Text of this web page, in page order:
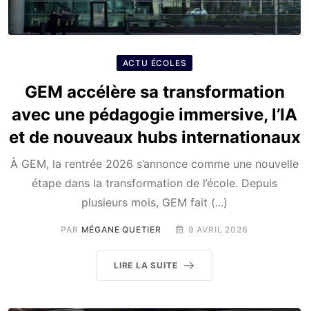
ACTU ÉCOLES
GEM accélère sa transformation
avec une pédagogie immersive, l’IA
et de nouveaux hubs internationaux
À GEM, la rentrée 2026 s’annonce comme une nouvelle
étape dans la transformation de l’école. Depuis
plusieurs mois, GEM fait (...)
PAR MÉGANE QUETIER 9 AVRIL 2026
LIRE LA SUITE